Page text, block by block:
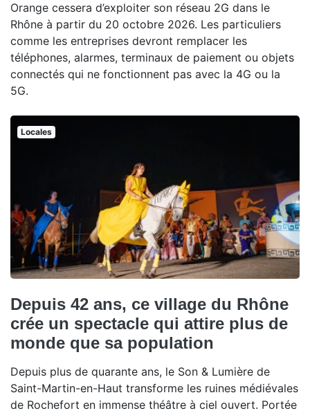
Orange cessera d’exploiter son réseau 2G dans le
Rhône à partir du 20 octobre 2026. Les particuliers
comme les entreprises devront remplacer les
téléphones, alarmes, terminaux de paiement ou objets
connectés qui ne fonctionnent pas avec la 4G ou la
5G.
Locales
Depuis 42 ans, ce village du Rhône
crée un spectacle qui attire plus de
monde que sa population
Depuis plus de quarante ans, le Son & Lumière de
Saint-Martin-en-Haut transforme les ruines médiévales
de Rochefort en immense théâtre à ciel ouvert. Portée